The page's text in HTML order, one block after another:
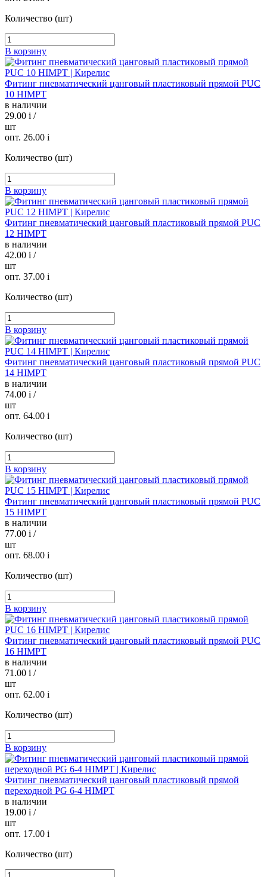
Количество (шт)
В корзину
Фитинг пневматический цанговый пластиковый прямой PUC
10 HIMPT
в наличии
29.00 i /
шт
опт. 26.00 i
Количество (шт)
В корзину
Фитинг пневматический цанговый пластиковый прямой PUC
12 HIMPT
в наличии
42.00 i /
шт
опт. 37.00 i
Количество (шт)
В корзину
Фитинг пневматический цанговый пластиковый прямой PUC
14 HIMPT
в наличии
74.00 i /
шт
опт. 64.00 i
Количество (шт)
В корзину
Фитинг пневматический цанговый пластиковый прямой PUC
15 HIMPT
в наличии
77.00 i /
шт
опт. 68.00 i
Количество (шт)
В корзину
Фитинг пневматический цанговый пластиковый прямой PUC
16 HIMPT
в наличии
71.00 i /
шт
опт. 62.00 i
Количество (шт)
В корзину
Фитинг пневматический цанговый пластиковый прямой
переходной PG 6-4 HIMPT
в наличии
19.00 i /
шт
опт. 17.00 i
Количество (шт)